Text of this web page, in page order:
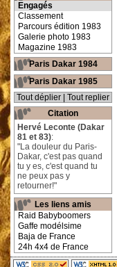
Engagés
Classement
Parcours édition 1983
Galerie photo 1983
Magazine 1983
Paris Dakar 1984
Paris Dakar 1985
Tout déplier
Tout replier
Citation
Hervé Leconte (Dakar
81 et 83):
"La douleur du Paris-
Dakar, c'est pas quand
tu y es, c'est quand tu
ne peux pas y
retourner!"
Les liens amis
Raid Babyboomers
Gaffe modélsime
Baja de France
24h 4x4 de France